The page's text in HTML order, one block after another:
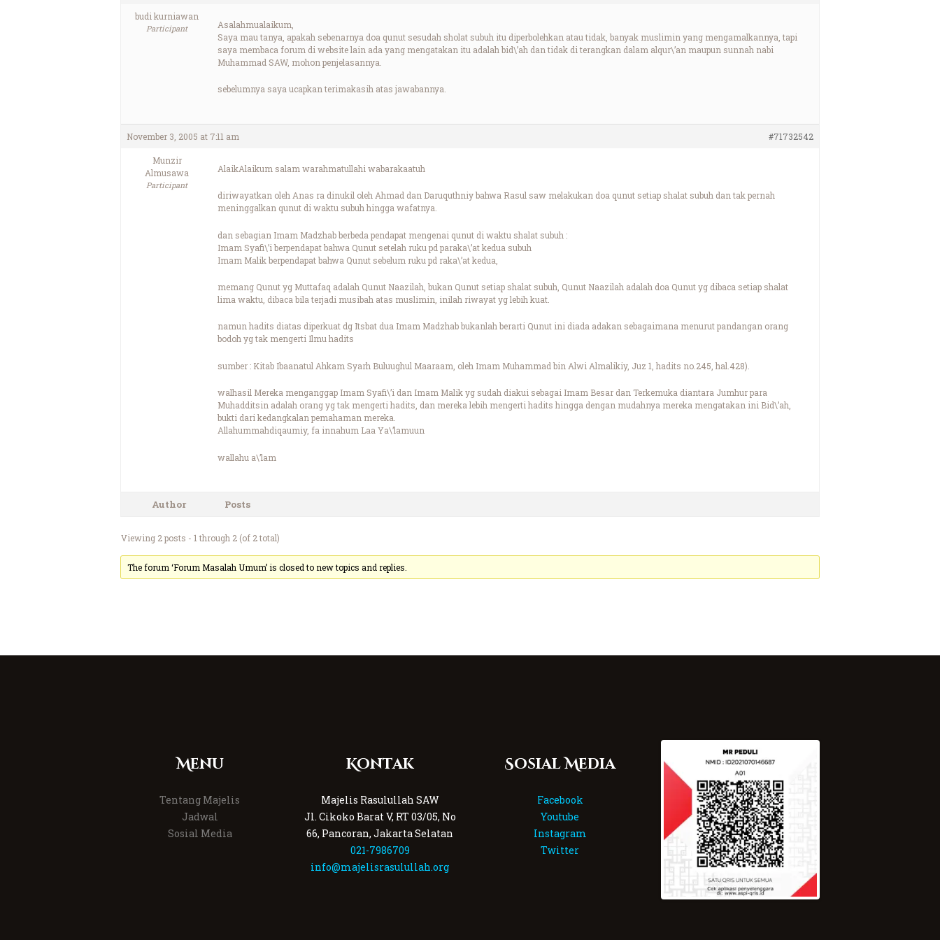
budi kurniawan
Participant
Asalahmualaikum,
Saya mau tanya, apakah sebenarnya doa qunut sesudah sholat subuh itu diperbolehkan atau tidak, banyak muslimin yang mengamalkannya, tapi
saya membaca forum di website lain ada yang mengatakan itu adalah bid\’ah dan tidak di terangkan dalam alqur\’an maupun sunnah nabi
Muhammad SAW, mohon penjelasannya.
sebelumnya saya ucapkan terimakasih atas jawabannya.
November 3, 2005 at 7:11 am #71732542
Munzir
Almusawa
Participant
AlaikAlaikum salam warahmatullahi wabarakaatuh
diriwayatkan oleh Anas ra dinukil oleh Ahmad dan Daruquthniy bahwa Rasul saw melakukan doa qunut setiap shalat subuh dan tak pernah
meninggalkan qunut di waktu subuh hingga wafatnya.
dan sebagian Imam Madzhab berbeda pendapat mengenai qunut di waktu shalat subuh :
Imam Syafi\’i berpendapat bahwa Qunut setelah ruku pd paraka\’at kedua subuh
Imam Malik berpendapat bahwa Qunut sebelum ruku pd raka\’at kedua,
memang Qunut yg Muttafaq adalah Qunut Naazilah, bukan Qunut setiap shalat subuh, Qunut Naazilah adalah doa Qunut yg dibaca setiap shalat
lima waktu, dibaca bila terjadi musibah atas muslimin, inilah riwayat yg lebih kuat.
namun hadits diatas diperkuat dg Itsbat dua Imam Madzhab bukanlah berarti Qunut ini diada adakan sebagaimana menurut pandangan orang
bodoh yg tak mengerti Ilmu hadits
sumber : Kitab Ibaanatul Ahkam Syarh Buluughul Maaraam, oleh Imam Muhammad bin Alwi Almalikiy, Juz 1, hadits no.245, hal.428).
walhasil Mereka menganggap Imam Syafi\’i dan Imam Malik yg sudah diakui sebagai Imam Besar dan Terkemuka diantara Jumhur para
Muhadditsin adalah orang yg tak mengerti hadits, dan mereka lebih mengerti hadits hingga dengan mudahnya mereka mengatakan ini Bid\’ah,
bukti dari kedangkalan pemahaman mereka.
Allahummahdiqaumiy, fa innahum Laa Ya\’lamuun
wallahu a\’lam
Author Posts
Viewing 2 posts - 1 through 2 (of 2 total)
The forum ‘Forum Masalah Umum’ is closed to new topics and replies.
Menu
Tentang Majelis
Jadwal
Sosial Media
Kontak
Majelis Rasulullah SAW
Jl. Cikoko Barat V, RT 03/05, No
66, Pancoran, Jakarta Selatan
021-7986709
info@majelisrasulullah.org
Sosial Media
Facebook
Youtube
Instagram
Twitter